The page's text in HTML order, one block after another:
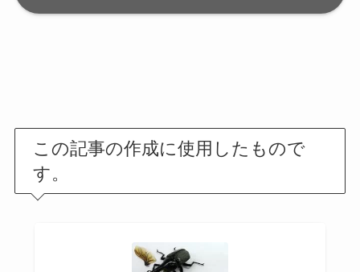
この記事の作成に使用したもので
す。